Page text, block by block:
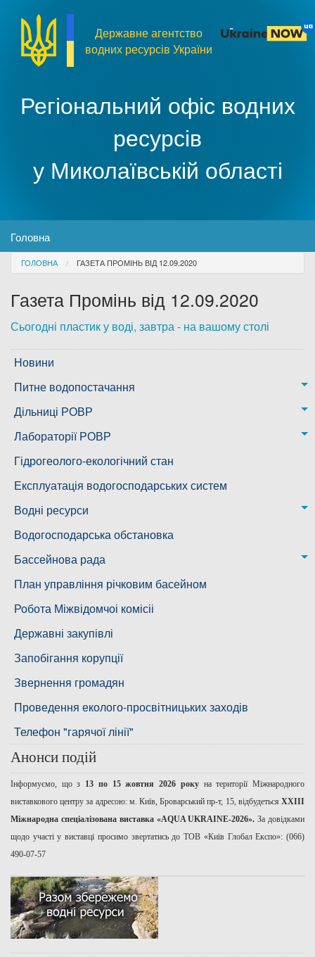
Регіональний офіс водних
ресурсів
у Миколаївській області
Державне агентство
водних ресурсів України
MENU
Головна
Про організацію
Доступ до публічної інформації
You are here
ГОЛОВНА ГАЗЕТА ПРОМІНЬ ВІД 12.09.2020
Газета Промінь від 12.09.2020
Сьогодні пластик у воді, завтра - на вашому столі
Новини
Питне водопостачання
м. Миколаїв
Казанківська ТГ
Дільниці РОВР
Новоодеська дільниця – водогін № 1,2
Воскресенська дільниця – водогін № 3
Ковалівська дільниця
Новобузька дільниця
Снігурівська дільниця
Дільниця з обслуговування насосного обладнання та
водоочисних установок
Лабораторії РОВР
Лабораторія моніторингу вод
Лабораторія питного водопостачання
Гідрогеолого-екологічний стан
Експлуатація водогосподарських систем
Водні ресурси
Режими роботи водних об’єктів
Водогосподарська обстановка
Бассейнова рада
Басейнова рада Південного Бугу
Басейнова рада нижнього Дніпра
Басейнова рада річок Причорномор'я
План управління річковим басейном
Робота Міжвідомчоі комісіі
Державні закупівлі
Запобігання корупції
Звернення громадян
Проведення еколого-просвітницьких заходів
Телефон "гарячої лінії"
Анонси подій
Інформуємо, що з 13 по 15 жовтня 2026 рокуна території Міжнародного
виставкового центру за адресою: м. Київ, Броварський пр-т, 15, відбудеться ХХІІІ
Міжнародна спеціалізована виставка «AQUA UKRAINE-2026».За довідками
щодо участі у виставці просимо звертатись до ТОВ «Київ Глобал Експо»: (066)
490-07-57